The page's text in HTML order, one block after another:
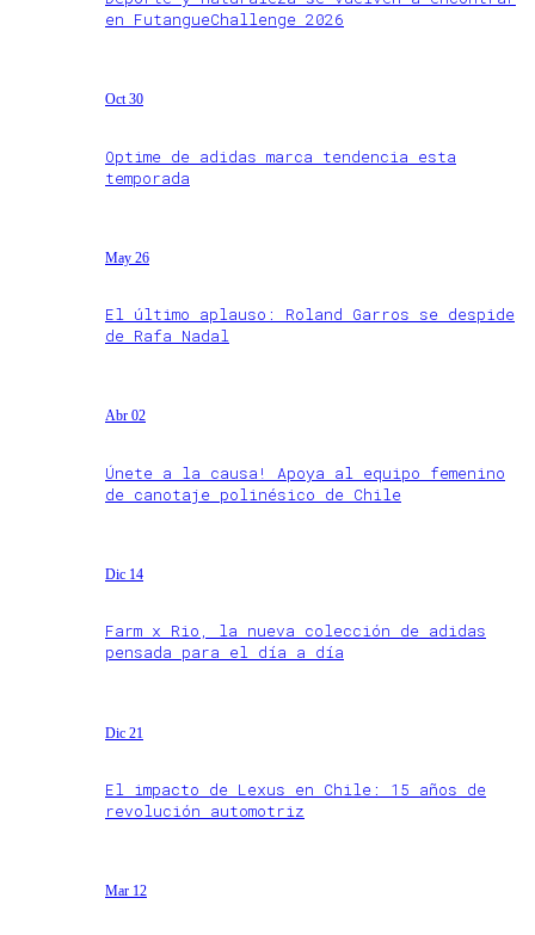
en FutangueChallenge 2026
Oct 30
Optime de adidas marca tendencia esta
temporada
May 26
El último aplauso: Roland Garros se despide
de Rafa Nadal
Abr 02
Únete a la causa! Apoya al equipo femenino
de canotaje polinésico de Chile
Dic 14
Farm x Rio, la nueva colección de adidas
pensada para el día a día
Dic 21
El impacto de Lexus en Chile: 15 años de
revolución automotriz
Mar 12